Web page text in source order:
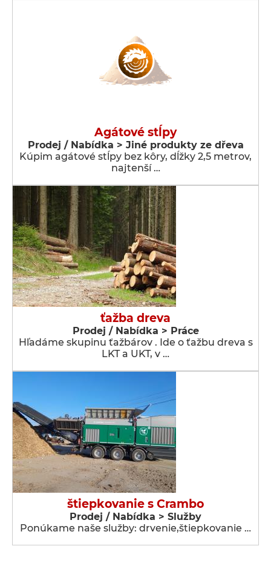
Agátové stĺpy
Prodej / Nabídka > Jiné produkty ze dřeva
Kúpim agátové stĺpy bez kôry, dĺžky 2,5 metrov,
najtenší …
ťažba dreva
Prodej / Nabídka > Práce
Hľadáme skupinu ťažbárov . Ide o ťažbu dreva s
LKT a UKT, v …
štiepkovanie s Crambo
Prodej / Nabídka > Služby
Ponúkame naše služby: drvenie,štiepkovanie …